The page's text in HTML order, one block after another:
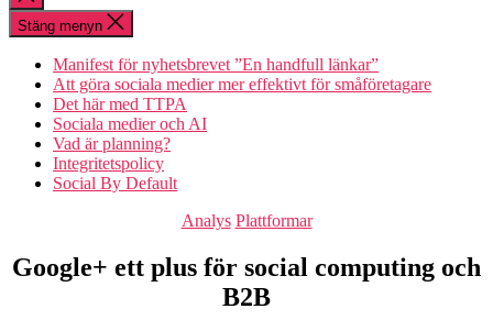
sökningen
Stäng menyn
Manifest för nyhetsbrevet ”En handfull länkar”
Att göra sociala medier mer effektivt för småföretagare
Det här med TTPA
Sociala medier och AI
Vad är planning?
Integritetspolicy
Social By Default
Kategorier
Analys Plattformar
Google+ ett plus för social computing och
B2B